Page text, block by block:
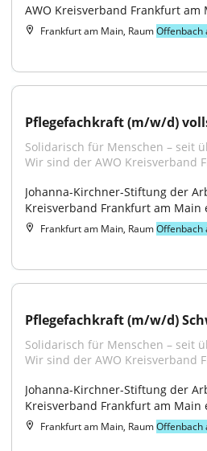
AWO Kreisverband Frankfurt am
Frankfurt am Main, RaumOffenbach
Pflegefachkraft (m/w/d)
Solidarisch für Menschen – seit
Wir sind der AWO Kreisverband
Johanna-Kirchner-Stiftung der
Kreisverband Frankfurt am Main
Frankfurt am Main, RaumOffenbach
Pflegefachkraft (m/w/d)
Solidarisch für Menschen – seit
Wir sind der AWO Kreisverband
Johanna-Kirchner-Stiftung der
Kreisverband Frankfurt am Main
Frankfurt am Main, RaumOffenbach